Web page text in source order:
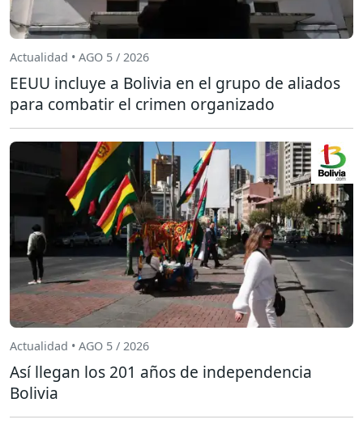
Actualidad • AGO 5 / 2026
EEUU incluye a Bolivia en el grupo de aliados
para combatir el crimen organizado
Actualidad • AGO 5 / 2026
Así llegan los 201 años de independencia
Bolivia